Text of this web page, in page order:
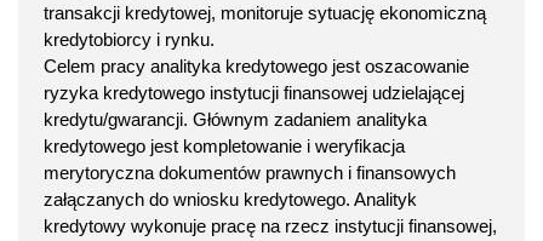
transakcji kredytowej, monitoruje sytuację ekonomiczną
kredytobiorcy i rynku.
Celem pracy analityka kredytowego jest oszacowanie
ryzyka kredytowego instytucji finansowej udzielającej
kredytu/gwarancji. Głównym zadaniem analityka
kredytowego jest kompletowanie i weryfikacja
merytoryczna dokumentów prawnych i finansowych
załączanych do wniosku kredytowego. Analityk
kredytowy wykonuje pracę na rzecz instytucji finansowej,